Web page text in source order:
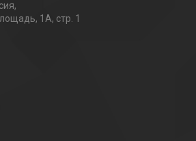
,
1А, стр. 1